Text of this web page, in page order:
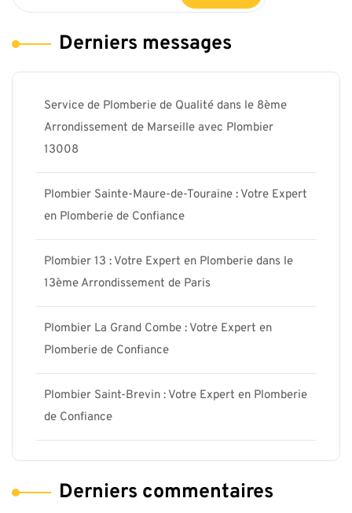
Derniers messages
Service de Plomberie de Qualité dans le 8ème
Arrondissement de Marseille avec Plombier
13008
Plombier Sainte-Maure-de-Touraine : Votre Expert
en Plomberie de Confiance
Plombier 13 : Votre Expert en Plomberie dans le
13ème Arrondissement de Paris
Plombier La Grand Combe : Votre Expert en
Plomberie de Confiance
Plombier Saint-Brevin : Votre Expert en Plomberie
de Confiance
Derniers commentaires